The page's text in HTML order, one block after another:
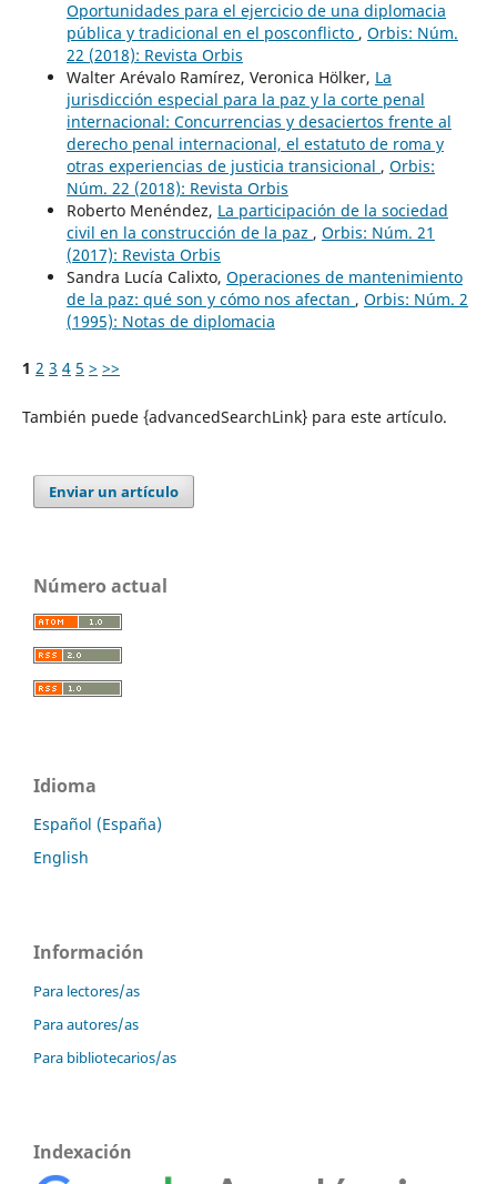
Oportunidades para el ejercicio de una diplomacia
pública y tradicional en el posconflicto , Orbis: Núm.
22 (2018): Revista Orbis
Walter Arévalo Ramírez, Veronica Hölker, La
jurisdicción especial para la paz y la corte penal
internacional: Concurrencias y desaciertos frente al
derecho penal internacional, el estatuto de roma y
otras experiencias de justicia transicional , Orbis:
Núm. 22 (2018): Revista Orbis
Roberto Menéndez, La participación de la sociedad
civil en la construcción de la paz , Orbis: Núm. 21
(2017): Revista Orbis
Sandra Lucía Calixto, Operaciones de mantenimiento
de la paz: qué son y cómo nos afectan , Orbis: Núm. 2
(1995): Notas de diplomacia
1 2 3 4 5 > >>
También puede {advancedSearchLink} para este artículo.
Enviar un artículo
Número actual
Idioma
Español (España)
English
Información
Para lectores/as
Para autores/as
Para bibliotecarios/as
Indexación